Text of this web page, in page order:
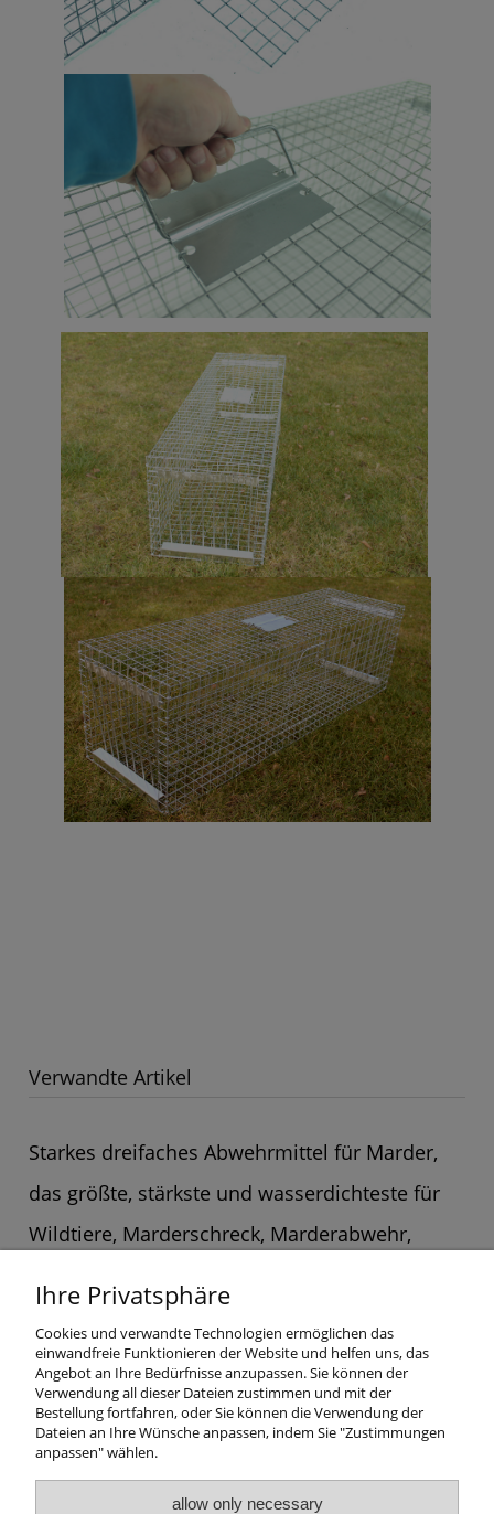
Verwandte Artikel
Starkes dreifaches Abwehrmittel für Marder,
das größte, stärkste und wasserdichteste für
Wildtiere, Marderschreck, Marderabwehr,
zum warenkorb
hinzufügen
Ihre Privatsphäre
Cookies und verwandte Technologien ermöglichen das
einwandfreie Funktionieren der Website und helfen uns, das
Angebot an Ihre Bedürfnisse anzupassen. Sie können der
Verwendung all dieser Dateien zustimmen und mit der
Bestellung fortfahren, oder Sie können die Verwendung der
Dateien an Ihre Wünsche anpassen, indem Sie "Zustimmungen
anpassen" wählen.
allow only necessary